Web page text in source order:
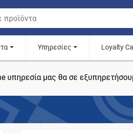
Υπηρεσίες Loyalty
υπηρεσία μας θα σε